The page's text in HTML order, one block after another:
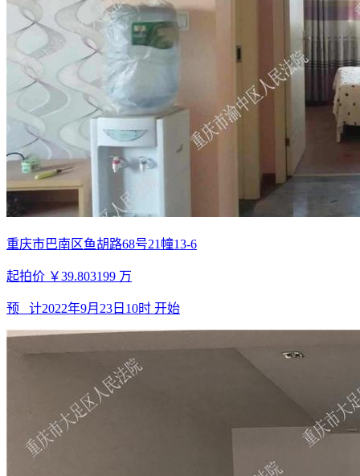
重庆市巴南区鱼胡路68号21幢13-6
起拍价 ￥39.803199 万
预 计2022年9月23日10时 开始